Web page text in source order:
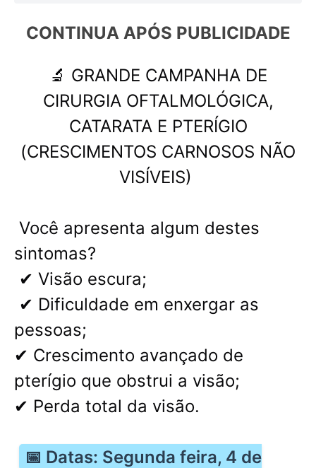
CONTINUA APÓS PUBLICIDADE
🔬 GRANDE CAMPANHA DE
CIRURGIA OFTALMOLÓGICA,
CATARATA E PTERÍGIO
(CRESCIMENTOS CARNOSOS NÃO
VISÍVEIS)
Você apresenta algum destes
sintomas?
✔ Visão escura;
✔ Dificuldade em enxergar as
pessoas;
✔ Crescimento avançado de
pterígio que obstrui a visão;
✔ Perda total da visão.
📅 Datas: Segunda feira, 4 de